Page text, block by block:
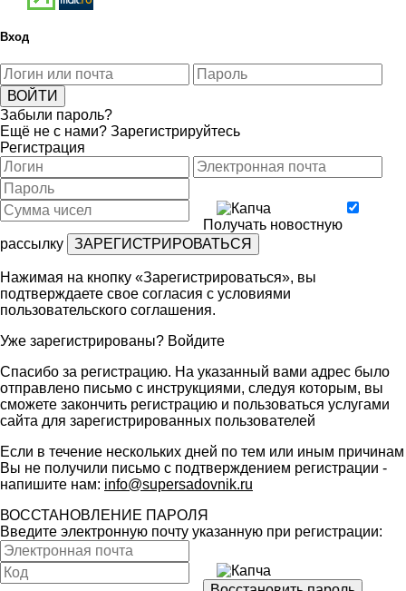
Вход
Забыли пароль?
Ещё не с нами? Зарегистрируйтесь
Регистрация
Получать новостную
рассылку
Нажимая на кнопку «Зарегистрироваться», вы
подтверждаете свое согласия с условиями
пользовательского соглашения.
Уже зарегистрированы? Войдите
Спасибо за регистрацию. На указанный вами адрес было
отправлено письмо с инструкциями, следуя которым, вы
сможете закончить регистрацию и пользоваться услугами
сайта для зарегистрированных пользователей
Если в течение нескольких дней по тем или иным причинам
Вы не получили письмо с подтверждением регистрации -
напишите нам: info@supersadovnik.ru
ВОССТАНОВЛЕНИЕ ПАРОЛЯ
Введите электронную почту указанную при регистрации: